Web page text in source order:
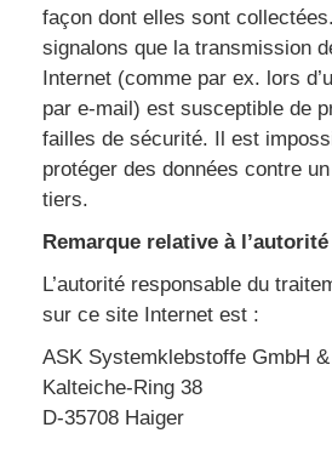
façon dont elles sont
signalons que la transmission
Internet (comme par ex. lors
par e-mail) est susceptible de
failles de sécurité. Il est
protéger des données contre
tiers.
Remarque relative à
L’autorité responsable du
sur ce site Internet est :
ASK Systemklebstoffe GmbH
Kalteiche-Ring 38
D-35708 Haiger